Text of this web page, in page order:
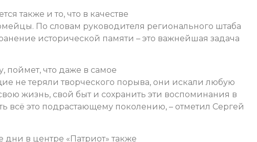
также и то, что в качестве
По словам руководителя регионального штаба
исторической памяти – это важнейшая задача
поймет, что даже в самое
не теряли творческого порыва, они искали любую
жизнь, свой быт и сохранить эти воспоминания в
всё это подрастающему поколению, – отметил Сергей
в центре «Патриот» также